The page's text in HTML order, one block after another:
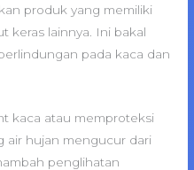
produk yang memiliki
keras lainnya. Ini bakal
pada kaca dan
kaca atau memproteksi
air hujan mengucur dari
penglihatan